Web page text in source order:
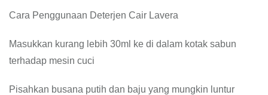
Cara Penggunaan Deterjen Cair Lavera
Masukkan kurang lebih 30ml ke di dalam kotak sabun
terhadap mesin cuci
Pisahkan busana putih dan baju yang mungkin luntur